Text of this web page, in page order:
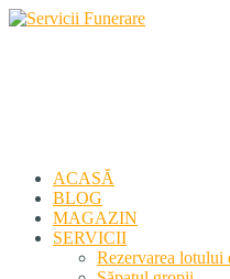
ACASĂ
BLOG
MAGAZIN
SERVICII
Rezervarea lotului